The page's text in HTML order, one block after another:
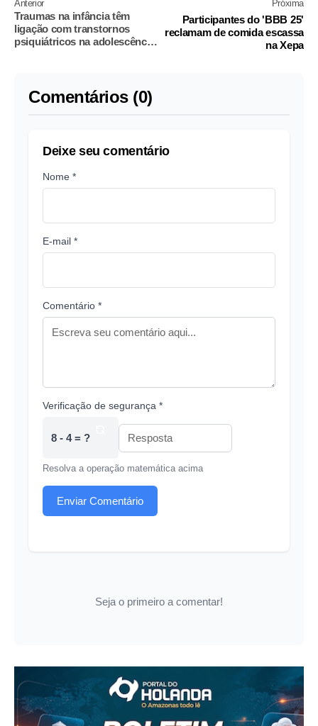
Anterior
Traumas na infância têm
ligação com transtornos
psiquiátricos na adolescência,
Próxima
Participantes do 'BBB 25'
reclamam de comida escassa
na Xepa
Comentários (0)
Deixe seu comentário
Nome *
E-mail *
Comentário *
Verificação de segurança *
8 - 4 = ?
Resolva a operação matemática acima
Enviar Comentário
Seja o primeiro a comentar!